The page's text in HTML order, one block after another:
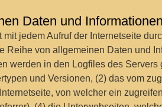
Daten und Informationen
jedem Aufruf der Internetseite
Reihe von allgemeinen Daten und
werden in den Logfiles des Servers
und Versionen, (2) das vom
von welcher ein